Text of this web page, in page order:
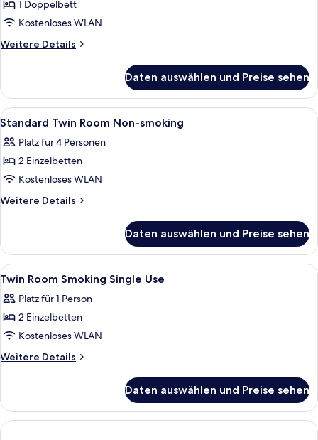
Doppelzimmer,
Nichtraucher
anzeigen
1 Doppelbett
Kostenloses WLAN
Weitere Details
Weitere
Doppelzimmer,
Nichtraucher
Daten auswählen und Preise sehen
Alle
Fotos
für
Standard
Twin
Room
anzeigen
Ein Hotelzimmer mit zwei Betten,
1
Standard Twin Room Non-smoking
Platz für 4 Personen
2 Einzelbetten
Kostenloses WLAN
Weitere Details
Weitere
Twin
Room
Non-
Daten auswählen und Preise sehen
Alle
Fotos
für
Twin
Room
Smoking
anzeigen
Ein Hotelzimmer mit zwei Betten,
1
Twin Room Smoking Single Use
Platz für 1 Person
2 Einzelbetten
Kostenloses WLAN
Weitere Details
Weitere
Room
Smoking
Single
Daten auswählen und Preise sehen